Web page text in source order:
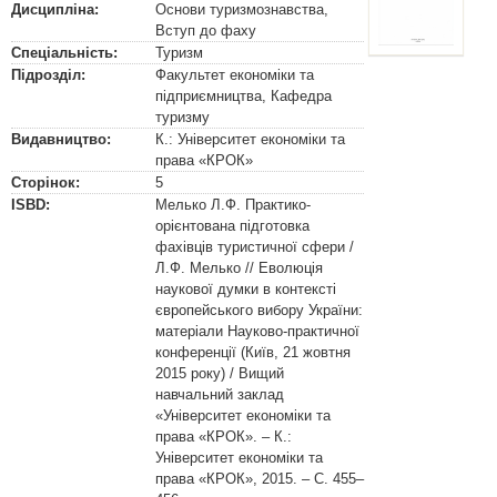
Дисципліна:
Основи туризмознавства,
Вступ до фаху
Спеціальність:
Туризм
Підрозділ:
Факультет економіки та
підприємництва, Кафедра
туризму
Видавництво:
К.: Університет економіки та
права «КРОК»
Сторінок:
5
ISBD:
Мелько Л.Ф. Практико-
орієнтована підготовка
фахівців туристичної сфери /
Л.Ф. Мелько // Еволюція
наукової думки в контексті
європейського вибору України:
матеріали Науково-практичної
конференції (Київ, 21 жовтня
2015 року) / Вищий
навчальний заклад
«Університет економіки та
права «КРОК». – К.:
Університет економіки та
права «КРОК», 2015. – С. 455–